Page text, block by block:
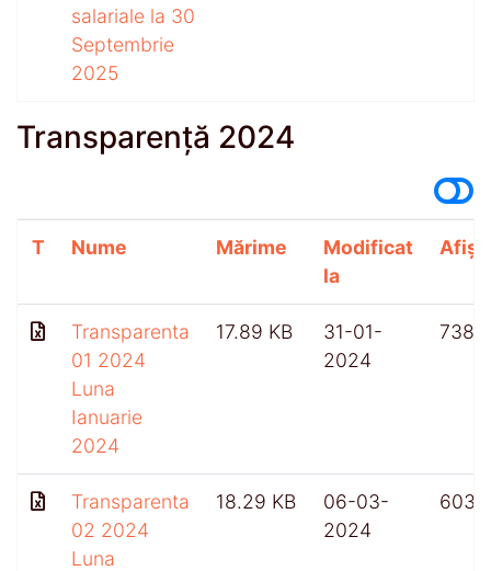
salariale la 30
Septembrie
2025
Transparență 2024
T Nume Mărime
Modificat
la
Transparenta
01 2024
Luna
Ianuarie
2024
17.89 KB
31-01-
2024
738
Transparenta
02 2024
Luna
18.29 KB
06-03-
2024
603